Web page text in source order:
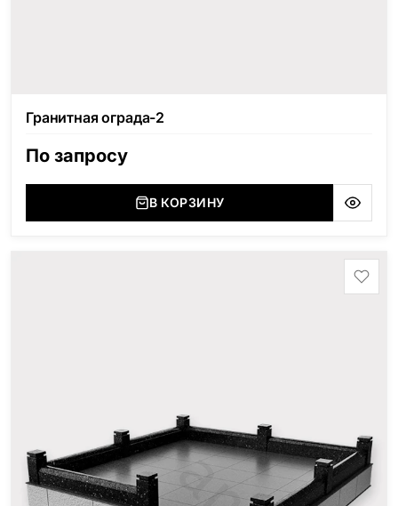
Гранитная ограда-2
По запросу
В КОРЗИНУ